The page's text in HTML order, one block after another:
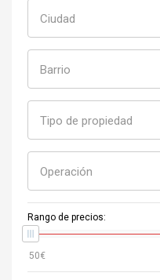
Ciudad
Barrio
Tipo de propiedad
Operación
Rango de precios: